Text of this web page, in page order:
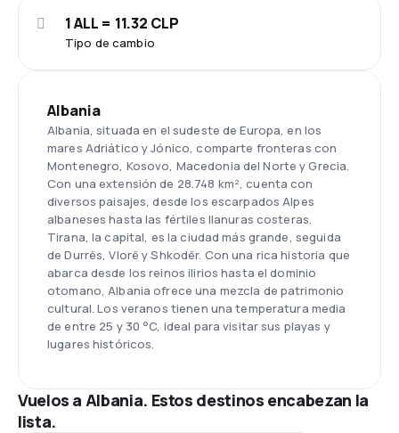
Tipo de cambio
1 ALL = 11.32 CLP
Albania
Albania, situada en el sudeste de Europa, en los
mares Adriático y Jónico, comparte fronteras con
Montenegro, Kosovo, Macedonia del Norte y Grecia.
Con una extensión de 28.748 km², cuenta con
diversos paisajes, desde los escarpados Alpes
albaneses hasta las fértiles llanuras costeras.
Tirana, la capital, es la ciudad más grande, seguida
de Durrës, Vlorë y Shkodër. Con una rica historia que
abarca desde los reinos ilirios hasta el dominio
otomano, Albania ofrece una mezcla de patrimonio
cultural. Los veranos tienen una temperatura media
de entre 25 y 30 °C, ideal para visitar sus playas y
lugares históricos.
Vuelos a Albania. Estos destinos encabezan la
lista.